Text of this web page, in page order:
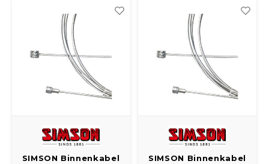
SIMSON Binnenkabel
SIMSON Binnenkabel